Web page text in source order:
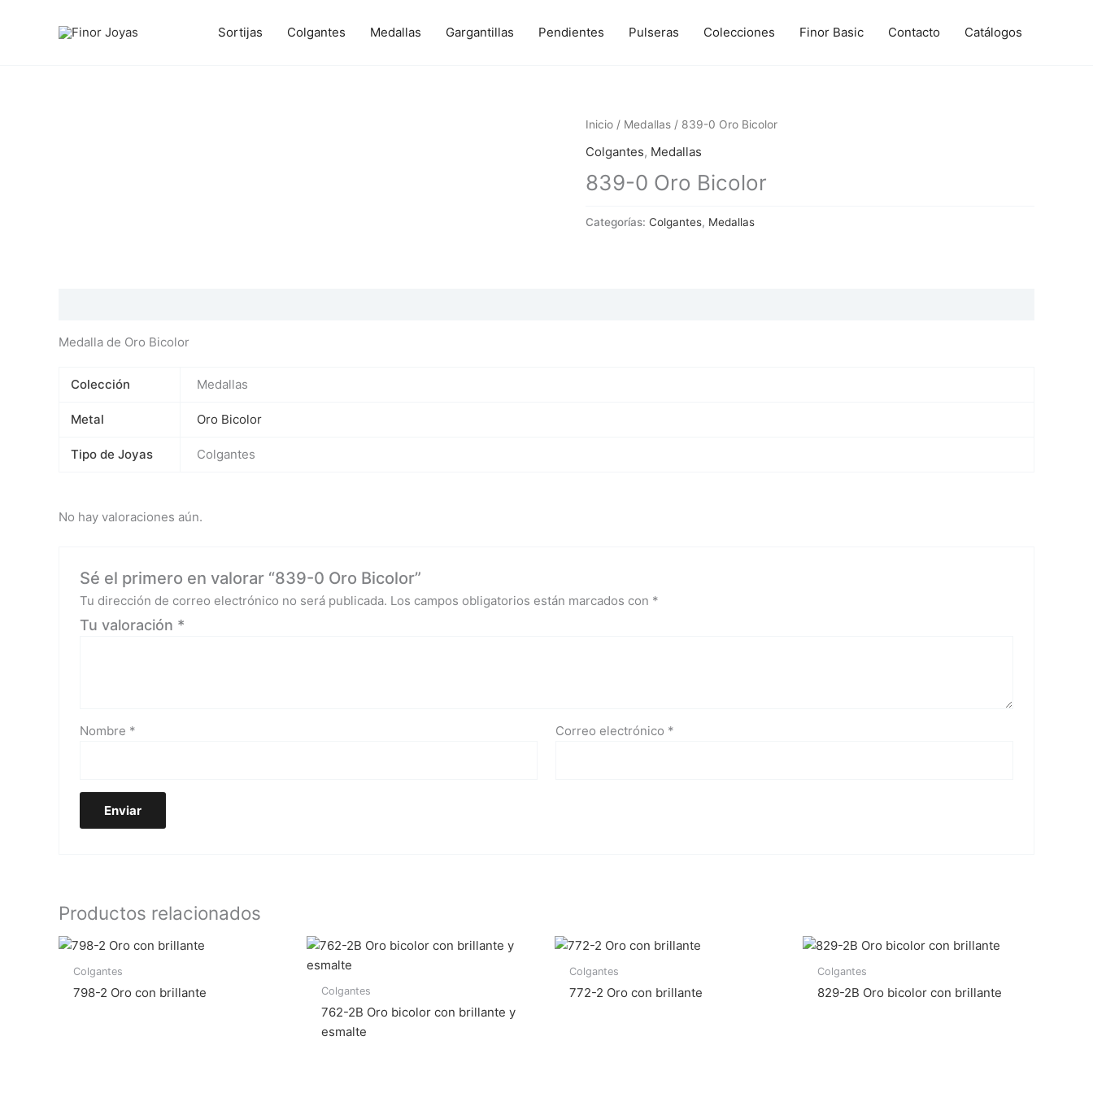
Sortijas Colgantes Medallas Gargantillas Pendientes Pulseras Colecciones Finor Basic Contacto Catálogos
Inicio / Medallas / 839-0 Oro Bicolor
Colgantes, Medallas
839-0 Oro Bicolor
Categorías: Colgantes, Medallas
Medalla de Oro Bicolor
Colección Medallas
Metal Oro Bicolor
Tipo de Joyas Colgantes
No hay valoraciones aún.
Sé el primero en valorar “839-0 Oro Bicolor”
Tu dirección de correo electrónico no será publicada. Los campos obligatorios están marcados con *
Tu valoración *
Nombre * Correo electrónico *
Productos relacionados
Colgantes
798-2 Oro con brillante Colgantes
762-2B Oro bicolor con brillante y
esmalte
Colgantes
772-2 Oro con brillante
Colgantes
829-2B Oro bicolor con brillante